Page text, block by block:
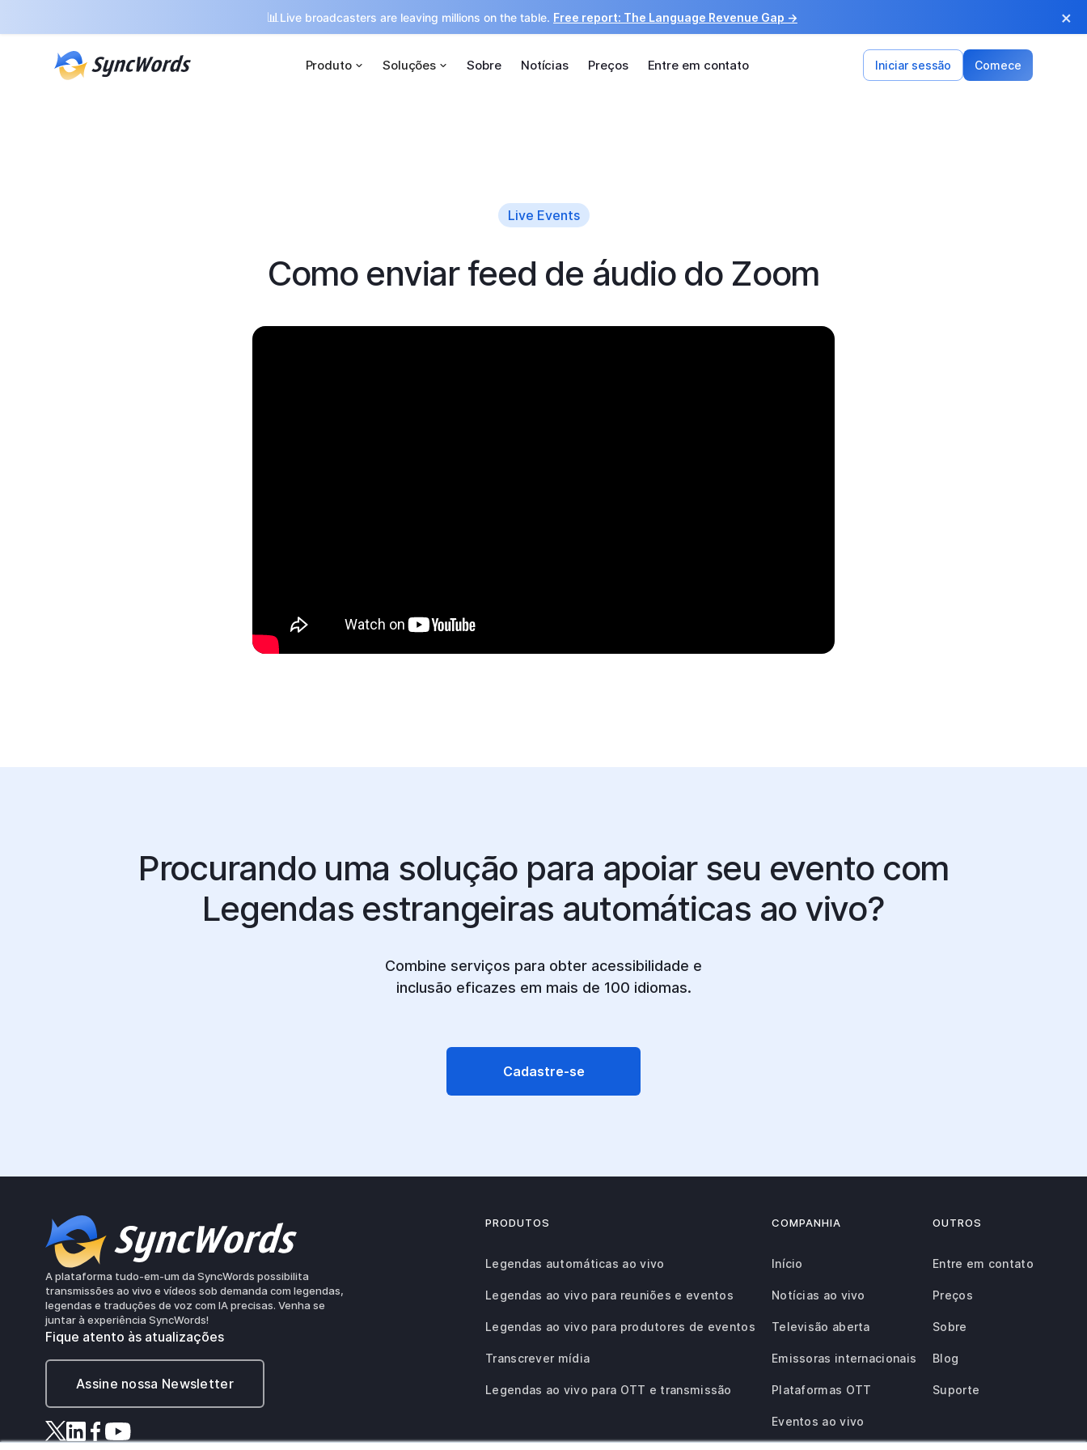
📊Live broadcasters are leaving millions on the table. Free report: The Language Revenue Gap → ×
Produto Soluções Sobre Notícias Preços Entre em contato Iniciar sessão Comece
Live Events
Como enviar feed de áudio do Zoom
Procurando uma solução para apoiar seu evento com
Legendas estrangeiras automáticas ao vivo?
Combine serviços para obter acessibilidade e
inclusão eficazes em mais de 100 idiomas.
Cadastre-se
A plataforma tudo-em-um da SyncWords possibilita
transmissões ao vivo e vídeos sob demanda com legendas,
legendas e traduções de voz com IA precisas. Venha se
juntar à experiência SyncWords!
Fique atento às atualizações
Assine nossa Newsletter
PRODUTOS
Legendas automáticas ao vivo
Legendas ao vivo para reuniões e eventos
Legendas ao vivo para produtores de eventos
Transcrever mídia
Legendas ao vivo para OTT e transmissão
COMPANHIA
Início
Notícias ao vivo
Televisão aberta
Emissoras internacionais
Plataformas OTT
Eventos ao vivo
OUTROS
Entre em contato
Preços
Sobre
Blog
Suporte